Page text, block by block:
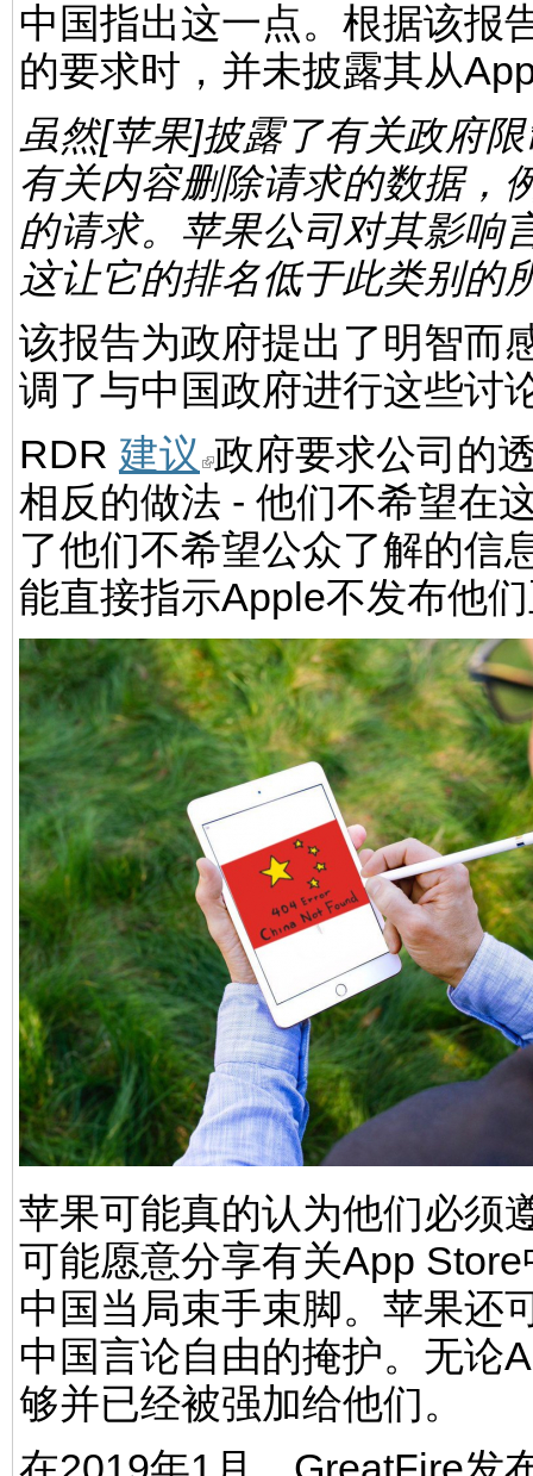
中国指出这一点。根据该报
的要求时，并未披露其从
虽然[苹果]披露了有关政府
有关内容删除请求的数据，
的请求。苹果公司对其影响
这让它的排名低于此类别的
该报告为政府提出了明智而
调了与中国政府进行这些讨
RDR 建议 政府要求公司的
相反的做法 - 他们不希望在
了他们不希望公众了解的信
能直接指示Apple不发布他
苹果可能真的认为他们必须
可能愿意分享有关App
中国当局束手束脚。苹果还
中国言论自由的掩护。无论
够并已经被强加给他们。